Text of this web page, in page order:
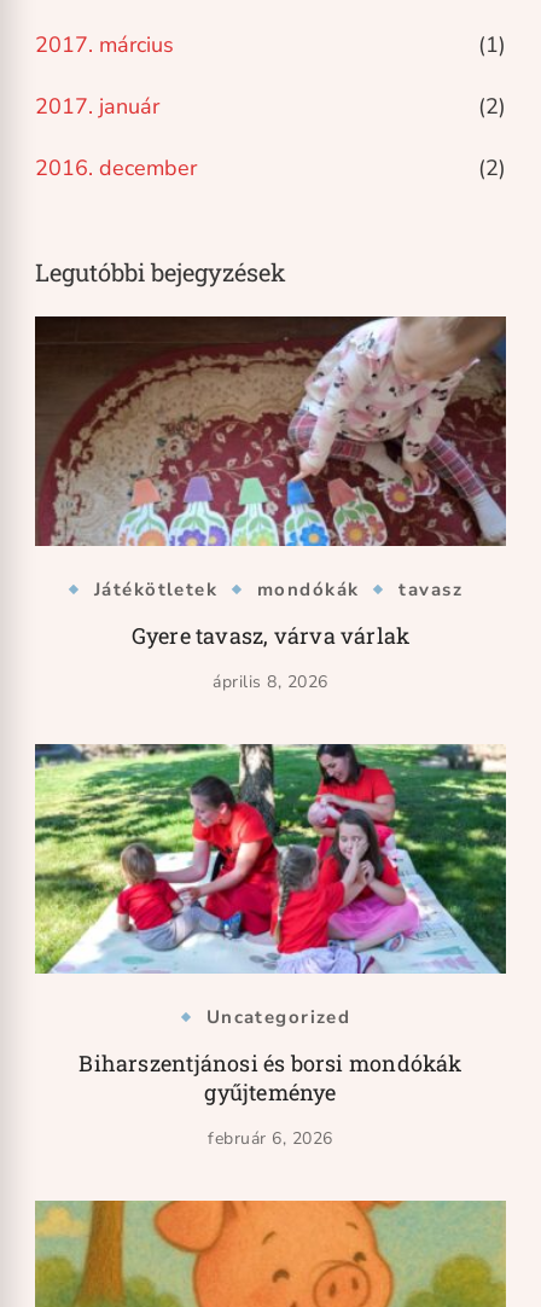
2017. március (1)
2017. január (2)
2016. december (2)
Legutóbbi bejegyzések
Játékötletek mondókák tavasz
Gyere tavasz, várva várlak
április 8, 2026
Uncategorized
Biharszentjánosi és borsi mondókák
gyűjteménye
február 6, 2026